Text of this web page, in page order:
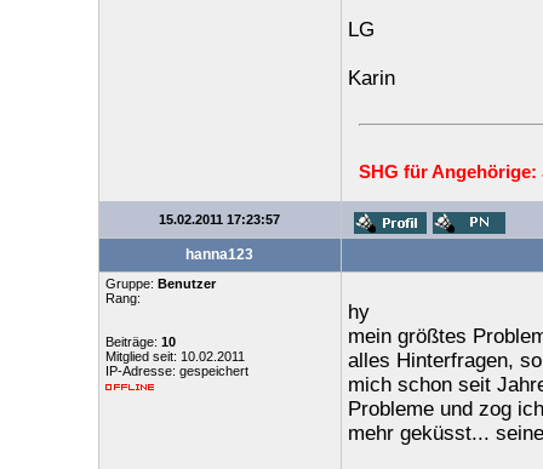
LG
Karin
SHG für
15.02.2011 17:23:57
hanna123
Gruppe: Benutzer
Rang:
Beiträge: 10
Mitglied seit: 10.02.2011
IP-Adresse: gespeichert
hy
mein größtes
alles Hinterfragen,
mich schon seit
Probleme und zog
mehr geküsst...